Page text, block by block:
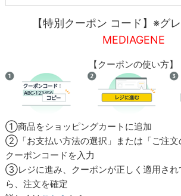
【特別クーポン コード】 ※グ
MEDIAGENE
【クーポンの使い方】
①商品をショッピングカートに追加
②「お支払い方法の選択」または「ご注文
クーポンコードを入力
③レジに進み、クーポンが正しく適用され
ら、注文を確定